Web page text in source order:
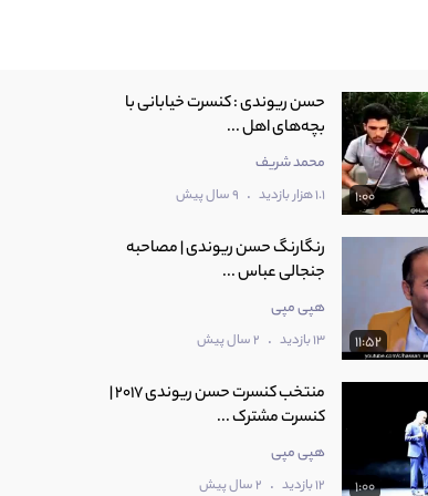
1:00
‫حسن ریوندی : کنسرت خیابانی با
بچه‌های اهل ...
محمد شریف
1.1 هزار بازدید . 9 سال پیش
11:52
رنگارنگ حسن ریوندی | مصاحبه
جنجالی عباس ...
هپی مپی
13 بازدید . 2 سال پیش
1:00
منتخب کنسرت حسن ریوندی 2017 |
کنسرت مشترک ...
هپی مپی
12 بازدید . 2 سال پیش